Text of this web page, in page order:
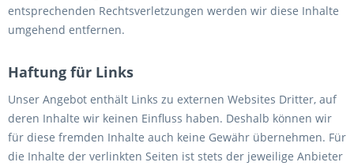
entsprechenden Rechtsverletzungen werden wir diese Inhalte
umgehend entfernen.
Haftung für Links
Unser Angebot enthält Links zu externen Websites Dritter, auf
deren Inhalte wir keinen Einfluss haben. Deshalb können wir
für diese fremden Inhalte auch keine Gewähr übernehmen. Für
die Inhalte der verlinkten Seiten ist stets der jeweilige Anbieter